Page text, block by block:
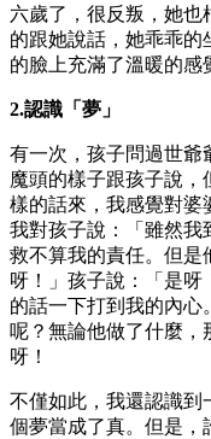
六歲了，很反叛，她
的跟她說話，她乖乖
的臉上充滿了溫暖的感
2.認識「夢」
有一次，孩子問過世爺
魔頭的樣子跟孩子說，
樣的話來，我感覺對婆
我對孩子說：「雖然我
救不算我的責任。但是
呀！」孩子說：「是
的話一下打到我的內
呢？無論他做了什麼
呀！
不僅如此，我還認識到
個夢當成了真。但是，